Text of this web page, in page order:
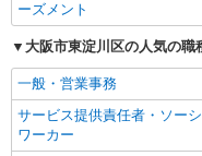
ーズメント
大阪市東淀川区の人気の職
一般・営業事務
サービス提供責任者・ソー
ワーカー